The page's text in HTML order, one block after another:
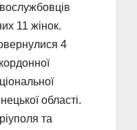
11 жінок.
4
області.
та